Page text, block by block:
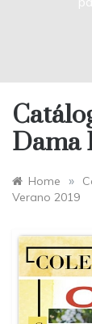
Dama
Home »
Verano 2019